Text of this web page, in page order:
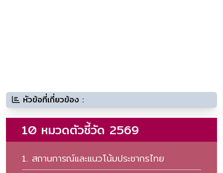
หัวข้อที่เกี่ยวข้อง :
10 หมวดตัวชี้วัด 2569
1. สถานการณ์และแนวโน้มประชากรไทย